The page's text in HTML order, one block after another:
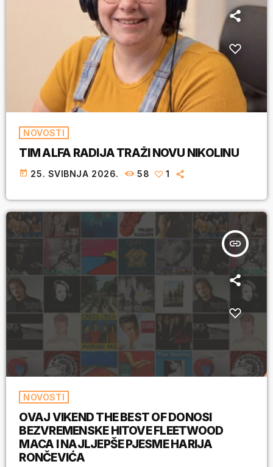
NOVOSTI
TIM ALFA RADIJA TRAŽI NOVU NIKOLINU
today 25. SVIBNJA 2026. 58 1
insert_link
NOVOSTI
OVAJ VIKEND THE BEST OF DONOSI
BEZVREMENSKE HITOVE FLEETWOOD
MACA I NAJLJEPŠE PJESME HARIJA
RONČEVIĆA